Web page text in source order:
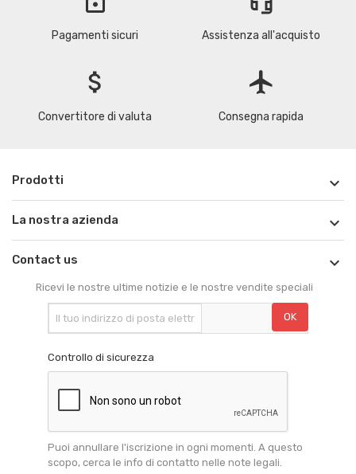
Pagamenti sicuri Assistenza all'acquisto
attach_money
Convertitore di valuta
flight
Consegna rapida
Prodotti 
La nostra azienda 
Contact us 
Ricevi le nostre ultime notizie e le nostre vendite speciali
Controllo di sicurezza
Puoi annullare l'iscrizione in ogni momenti. A questo
scopo, cerca le info di contatto nelle note legali.